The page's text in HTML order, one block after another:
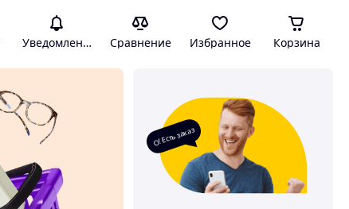
Уведомления Сравнение Избранное Корзина
О! Есть заказ